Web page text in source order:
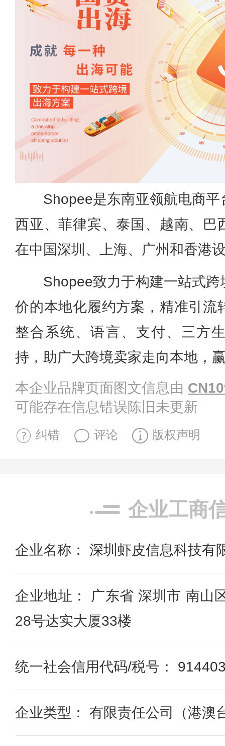
Shopee是东南亚领航电商
西亚、菲律宾、泰国、越南、巴
在中国深圳、上海、广州和香港
Shopee致力于构建一站式
价的本地化履约方案，精准引流
整合系统、语言、支付、三方
持，助广大跨境卖家走向本地，
本企业品牌页面图文信息由
可能存在信息错误陈旧未更新
纠错 评论 版权声明
企业工商
企业名称： 深圳虾皮信息科技有
企业地址： 广东省 深圳市 南山
28号达实大厦33楼
统一社会信用代码/税号：
企业类型： 有限责任公司（港澳